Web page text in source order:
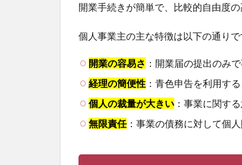
開業手続きが簡単で、比較的自由度の
個人事業主の主な特徴は以下の通りで
開業の容易さ ：開業届の提出のみ
経理の簡便性 ：青色申告を利用す
個人の裁量が大きい ：事業に関す
無限責任：事業の債務に対して個